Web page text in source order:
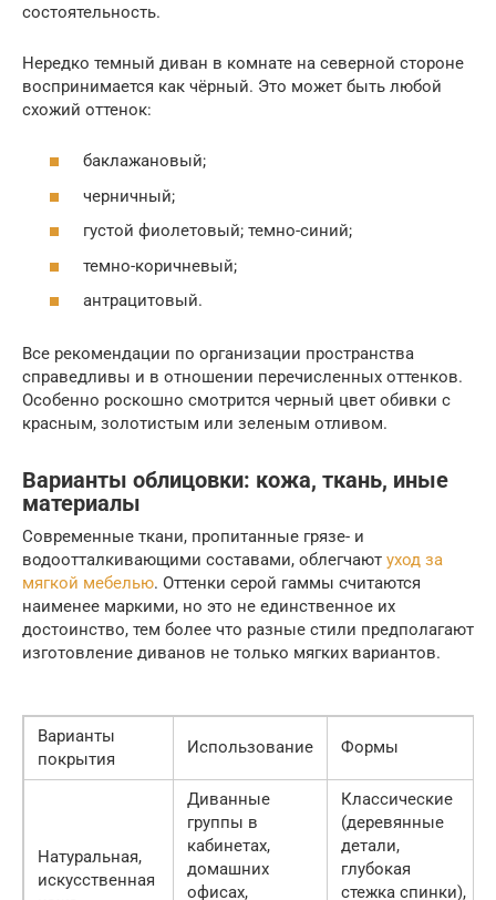
состоятельность.
Нередко темный диван в комнате на северной стороне
воспринимается как чёрный. Это может быть любой
схожий оттенок:
баклажановый;
черничный;
густой фиолетовый; темно-синий;
темно-коричневый;
антрацитовый.
Все рекомендации по организации пространства
справедливы и в отношении перечисленных оттенков.
Особенно роскошно смотрится черный цвет обивки с
красным, золотистым или зеленым отливом.
Варианты облицовки: кожа, ткань, иные
материалы
Современные ткани, пропитанные грязе- и
водоотталкивающими составами, облегчают уход за
мягкой мебелью. Оттенки серой гаммы считаются
наименее маркими, но это не единственное их
достоинство, тем более что разные стили предполагают
изготовление диванов не только мягких вариантов.
Варианты
покрытия
Использование Формы
Натуральная,
искусственная
Диванные
группы в
кабинетах,
домашних
офисах,
Классические
(деревянные
детали,
глубокая
стежка спинки),